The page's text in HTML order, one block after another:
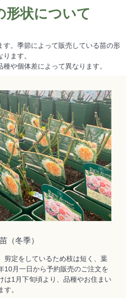
形状について
す。季節によって販売している苗の形
ます。
や個体差によって異なります。
（冬季）
剪定をしているため枝は短く、葉
10月一日から予約販売のご注文を
は1月下旬頃より、品種やお住まい
。